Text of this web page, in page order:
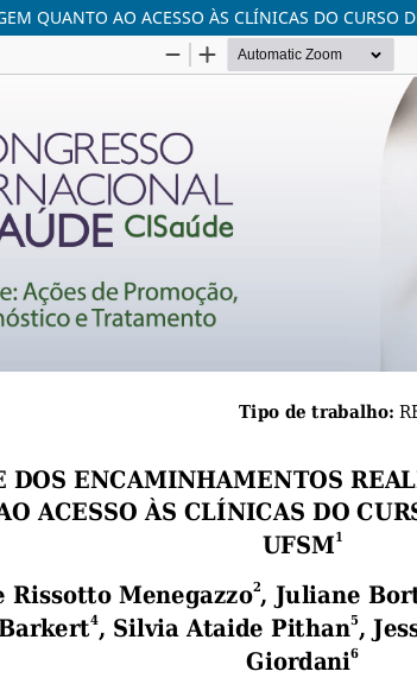
QUANTO AO ACESSO ÀS CLÍNICAS DO CURSO